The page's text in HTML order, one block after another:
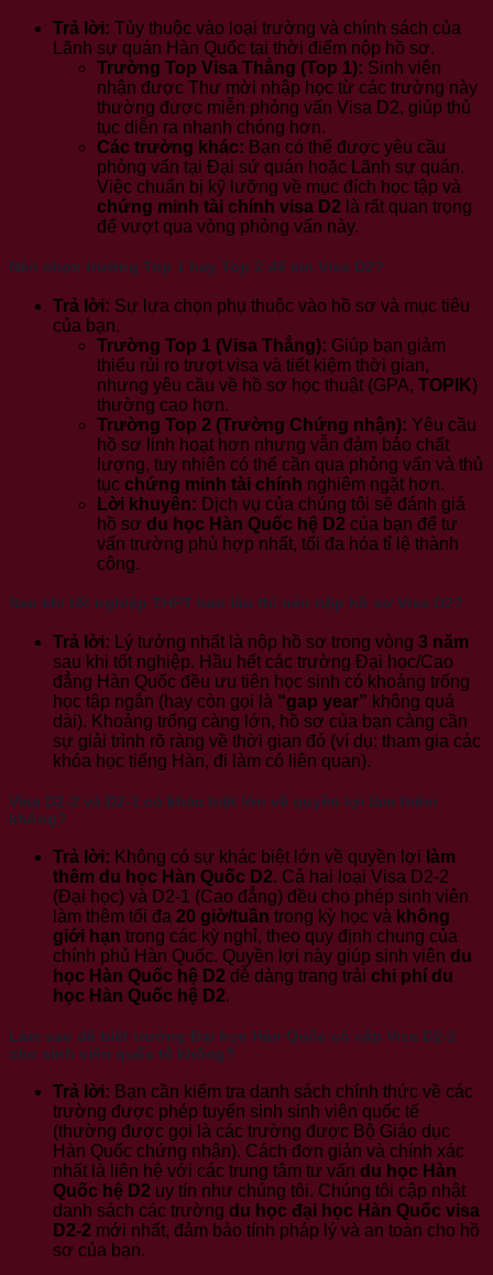
Trả lời: Tùy thuộc vào loại trường và chính sách của
Lãnh sự quán Hàn Quốc tại thời điểm nộp hồ sơ.
Trường Top Visa Thẳng (Top 1): Sinh viên
nhận được Thư mời nhập học từ các trường này
thường được miễn phỏng vấn Visa D2, giúp thủ
tục diễn ra nhanh chóng hơn.
Các trường khác: Bạn có thể được yêu cầu
phỏng vấn tại Đại sứ quán hoặc Lãnh sự quán.
Việc chuẩn bị kỹ lưỡng về mục đích học tập và
chứng minh tài chính visa D2 là rất quan trọng
để vượt qua vòng phỏng vấn này.
Nên chọn trường Top 1 hay Top 2 để xin Visa D2?
Trả lời: Sự lựa chọn phụ thuộc vào hồ sơ và mục tiêu
của bạn.
Trường Top 1 (Visa Thẳng): Giúp bạn giảm
thiểu rủi ro trượt visa và tiết kiệm thời gian,
nhưng yêu cầu về hồ sơ học thuật (GPA, TOPIK)
thường cao hơn.
Trường Top 2 (Trường Chứng nhận): Yêu cầu
hồ sơ linh hoạt hơn nhưng vẫn đảm bảo chất
lượng, tuy nhiên có thể cần qua phỏng vấn và thủ
tục chứng minh tài chính nghiêm ngặt hơn.
Lời khuyên: Dịch vụ của chúng tôi sẽ đánh giá
hồ sơ du học Hàn Quốc hệ D2 của bạn để tư
vấn trường phù hợp nhất, tối đa hóa tỉ lệ thành
công.
Sau khi tốt nghiệp THPT bao lâu thì nên nộp hồ sơ Visa D2?
Trả lời: Lý tưởng nhất là nộp hồ sơ trong vòng 3 năm
sau khi tốt nghiệp. Hầu hết các trường Đại học/Cao
đẳng Hàn Quốc đều ưu tiên học sinh có khoảng trống
học tập ngắn (hay còn gọi là “gap year” không quá
dài). Khoảng trống càng lớn, hồ sơ của bạn càng cần
sự giải trình rõ ràng về thời gian đó (ví dụ: tham gia các
khóa học tiếng Hàn, đi làm có liên quan).
Visa D2-2 và D2-1 có khác biệt lớn về quyền lợi làm thêm
không?
Trả lời: Không có sự khác biệt lớn về quyền lợi làm
thêm du học Hàn Quốc D2. Cả hai loại Visa D2-2
(Đại học) và D2-1 (Cao đẳng) đều cho phép sinh viên
làm thêm tối đa 20 giờ/tuần trong kỳ học và không
giới hạn trong các kỳ nghỉ, theo quy định chung của
chính phủ Hàn Quốc. Quyền lợi này giúp sinh viên du
học Hàn Quốc hệ D2 dễ dàng trang trải chi phí du
học Hàn Quốc hệ D2.
Làm sao để biết trường Đại học Hàn Quốc có cấp Visa D2-2
cho sinh viên quốc tế không?
Trả lời: Bạn cần kiểm tra danh sách chính thức về các
trường được phép tuyển sinh sinh viên quốc tế
(thường được gọi là các trường được Bộ Giáo dục
Hàn Quốc chứng nhận). Cách đơn giản và chính xác
nhất là liên hệ với các trung tâm tư vấn du học Hàn
Quốc hệ D2 uy tín như chúng tôi. Chúng tôi cập nhật
danh sách các trường du học đại học Hàn Quốc visa
D2-2 mới nhất, đảm bảo tính pháp lý và an toàn cho hồ
sơ của bạn.